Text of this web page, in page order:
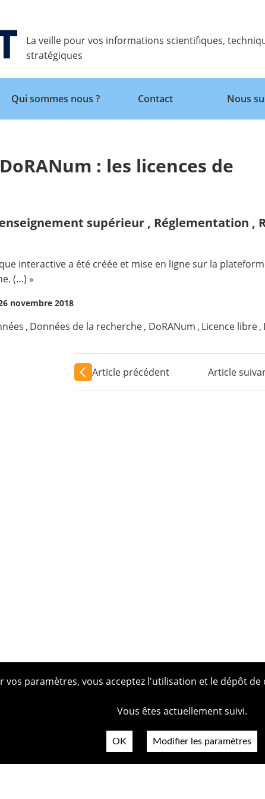
La veille pour vos informations scientifiques,
stratégiques
Retour
Qui sommes nous ? Contact Nous
: les licences de
supérieur , Réglementation ,
interactive a été créée et mise en ligne sur la
(…) »
novembre 2018
, Données de la recherche, DoRANum , Licence libre,
Article précédent Article
paramètres, vous acceptez l'utilisation et le dépôt
Vous êtes actuellement suivi.
OK Modifier les paramètres